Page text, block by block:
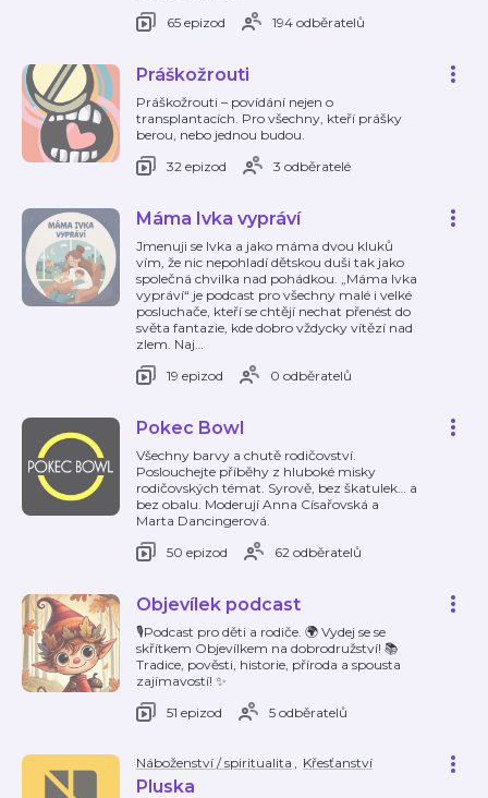
65 epizod
194 odběratelů
Práškožrouti
Práškožrouti – povídání nejen o
transplantacích. Pro všechny, kteří prášky
berou, nebo jednou budou.
32 epizod
3 odběratelé
Máma Ivka vypráví
Jmenuji se Ivka a jako máma dvou kluků
vím, že nic nepohladí dětskou duši tak jako
společná chvilka nad pohádkou. „Máma Ivka
vypráví“ je podcast pro všechny malé i velké
posluchače, kteří se chtějí nechat přenést do
světa fantazie, kde dobro vždycky vítězí nad
zlem. Naj…
19 epizod
0 odběratelů
Pokec Bowl
Všechny barvy a chutě rodičovství.
Poslouchejte příběhy z hluboké misky
rodičovských témat. Syrově, bez škatulek… a
bez obalu. Moderují Anna Císařovská a
Marta Dancingerová.
50 epizod
62 odběratelů
Objevílek podcast
🎙Podcast pro děti a rodiče. 🌍 Vydej se se
skřítkem Objevílkem na dobrodružství! 📚
Tradice, pověsti, historie, příroda a spousta
zajímavostí! ✨️
51 epizod
5 odběratelů
Náboženství / spiritualita , Křesťanství
Pluska